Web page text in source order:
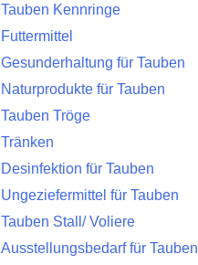
Tauben Kennringe
Futtermittel
Gesunderhaltung für Tauben
Naturprodukte für Tauben
Tauben Tröge
Tränken
Desinfektion für Tauben
Ungeziefermittel für Tauben
Tauben Stall/ Voliere
Ausstellungsbedarf für Tauben